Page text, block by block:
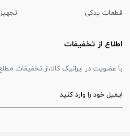
قطعات یدکی
اطلاع از تخفیفات
با عضویت در ایرانیک کالا،از تخفیفات